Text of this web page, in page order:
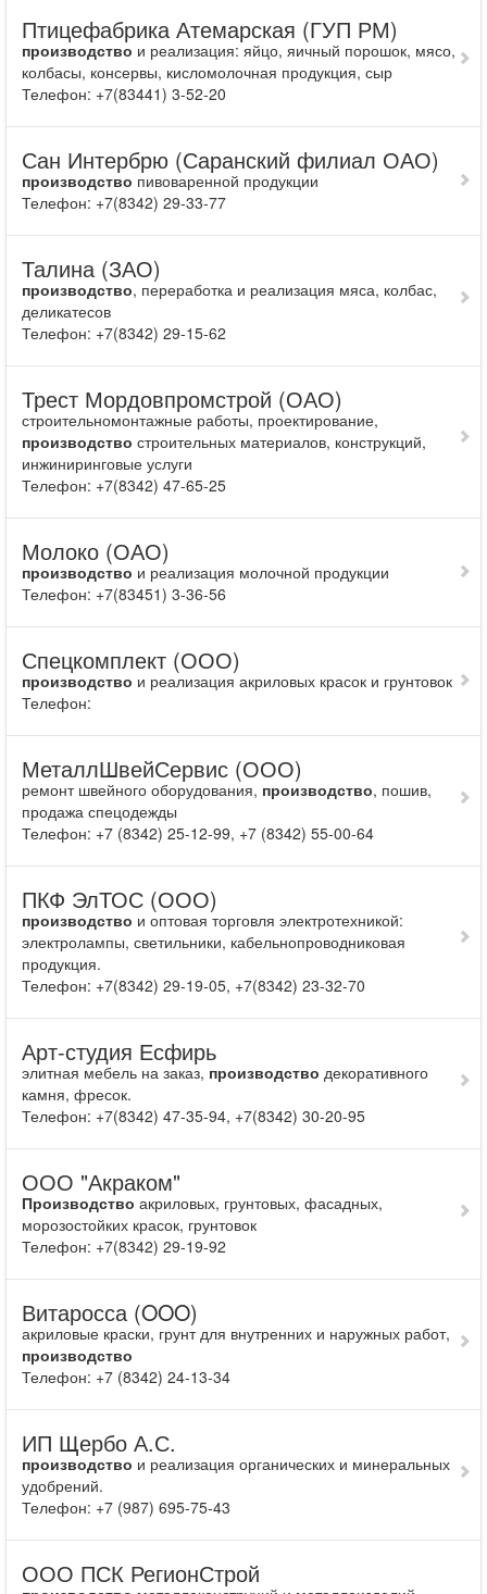
Птицефабрика Атемарская (ГУП РМ)
производство и реализация: яйцо, яичный порошок, мясо,
колбасы, консервы, кисломолочная продукция, сыр
Телефон: +7(83441) 3-52-20
Сан Интербрю (Саранский филиал ОАО)
производство пивоваренной продукции
Телефон: +7(8342) 29-33-77
Талина (ЗАО)
производство, переработка и реализация мяса, колбас,
деликатесов
Телефон: +7(8342) 29-15-62
Трест Мордовпромстрой (ОАО)
строительномонтажные работы, проектирование,
производство строительных материалов, конструкций,
инжиниринговые услуги
Телефон: +7(8342) 47-65-25
Молоко (ОАО)
производство и реализация молочной продукции
Телефон: +7(83451) 3-36-56
Спецкомплект (ООО)
производство и реализация акриловых красок и грунтовок
Телефон:
МеталлШвейСервис (ООО)
ремонт швейного оборудования, производство, пошив,
продажа спецодежды
Телефон: +7 (8342) 25-12-99, +7 (8342) 55-00-64
ПКФ ЭлТОС (ООО)
производство и оптовая торговля электротехникой:
электролампы, светильники, кабельнопроводниковая
продукция.
Телефон: +7(8342) 29-19-05, +7(8342) 23-32-70
Арт-студия Есфирь
элитная мебель на заказ, производство декоративного
камня, фресок.
Телефон: +7(8342) 47-35-94, +7(8342) 30-20-95
ООО "Акраком"
Производство акриловых, грунтовых, фасадных,
морозостойких красок, грунтовок
Телефон: +7(8342) 29-19-92
Витаросса (OOO)
акриловые краски, грунт для внутренних и наружных работ,
производство
Телефон: +7 (8342) 24-13-34
ИП Щербо А.С.
производство и реализация органических и минеральных
удобрений.
Телефон: +7 (987) 695-75-43
ООО ПСК РегионСтрой